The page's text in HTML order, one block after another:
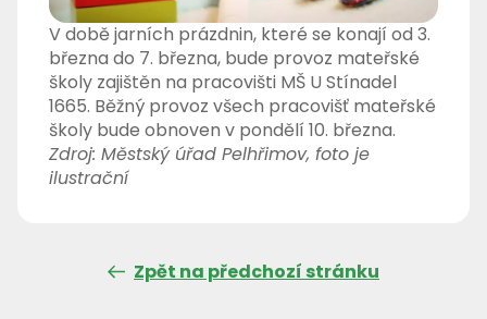
V době jarních prázdnin, které se konají od 3.
března do 7. března, bude provoz mateřské
školy zajištěn na pracovišti MŠ U Stínadel
1665. Běžný provoz všech pracovišť mateřské
školy bude obnoven v pondělí 10. března.
Zdroj: Městský úřad Pelhřimov, foto je
ilustrační
Zpět na předchozí stránku